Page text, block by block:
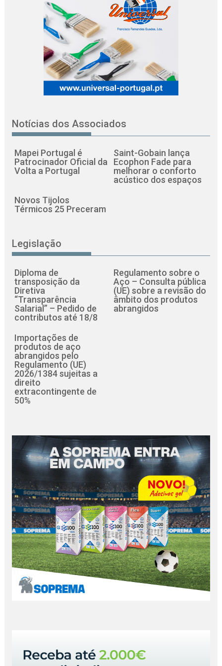
Notícias dos Associados
Mapei Portugal é
Patrocinador Oficial da
Volta a Portugal
Saint-Gobain lança
Ecophon Fade para
melhorar o conforto
acústico dos espaços
Novos Tijolos
Térmicos 25 Preceram
Legislação
Diploma de
transposição da
Diretiva
“Transparência
Salarial” – Pedido de
contributos até 18/8
Regulamento sobre o
Aço – Consulta pública
(UE) sobre a revisão do
âmbito dos produtos
abrangidos
Importações de
produtos de aço
abrangidos pelo
Regulamento (UE)
2026/1384 sujeitas a
direito
extracontingente de
50%